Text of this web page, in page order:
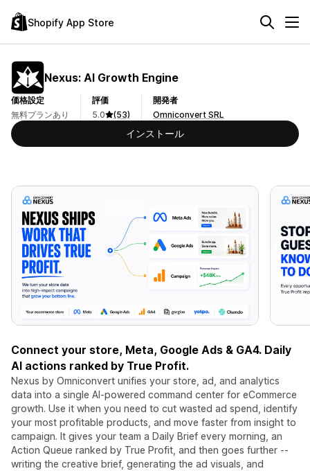
Shopify App Store
Nexus: AI Growth Engine
価格設定
無料プランあり
評価
5.0
(53)
開発者
Omniconvert SRL
インストール
Connect your store, Meta, Google Ads & GA4. Daily
AI actions ranked by True Profit.
Nexus by Omniconvert unifies your store, ad, and analytics
data into a single AI-powered command center for eCommerce
growth. Use it when you need to cut wasted ad spend, identify
your most profitable products, and move faster from insight to
campaign. It gives your team a Daily Brief every morning, an
Action Queue ranked by True Profit, and then goes further --
writing the creative brief, generating the ad visuals, and